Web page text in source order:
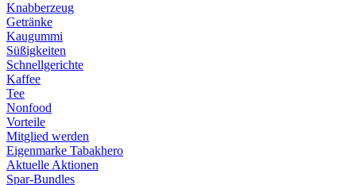
Knabberzeug
Getränke
Kaugummi
Süßigkeiten
Schnellgerichte
Kaffee
Tee
Nonfood
Vorteile
Mitglied werden
Eigenmarke Tabakhero
Aktuelle Aktionen
Spar-Bundles